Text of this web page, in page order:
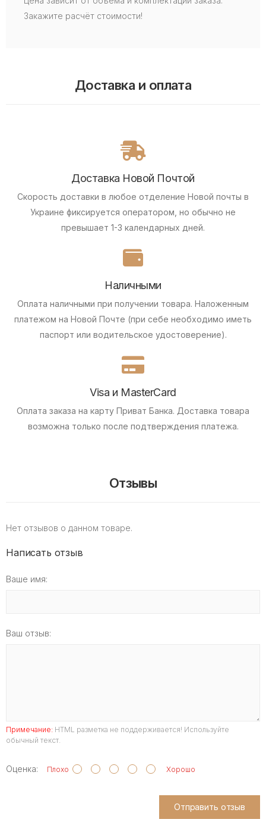
Закажите расчёт стоимости!
Доставка и оплата
Доставка Новой Почтой
Скорость доставки в любое отделение Новой почты в
Украине фиксируется оператором, но обычно не
превышает 1-3 календарных дней.
Наличными
Оплата наличными при получении товара. Наложенным
платежом на Новой Почте (при себе необходимо иметь
паспорт или водительское удостоверение).
Visa и MasterCard
Оплата заказа на карту Приват Банка. Доставка товара
возможна только после подтверждения платежа.
Отзывы
Нет отзывов о данном товаре.
Написать отзыв
Ваше имя:
Ваш отзыв:
Примечание: HTML разметка не поддерживается! Используйте
обычный текст.
Оценка: Плохо Хорошо
Отправить отзыв